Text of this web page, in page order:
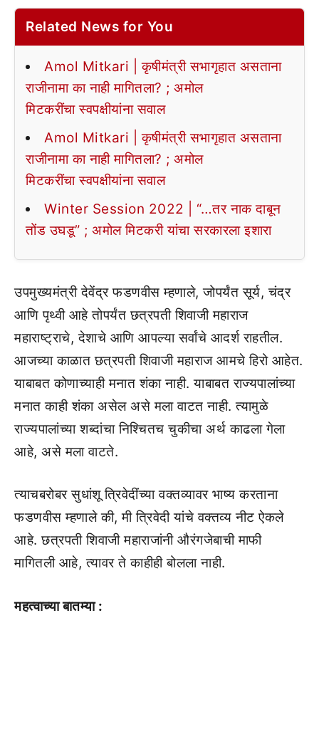
Related News for You
Amol Mitkari | कृषीमंत्री सभागृहात असताना
राजीनामा का नाही मागितला? ; अमोल
मिटकरींचा स्वपक्षीयांना सवाल
Amol Mitkari | कृषीमंत्री सभागृहात असताना
राजीनामा का नाही मागितला? ; अमोल
मिटकरींचा स्वपक्षीयांना सवाल
Winter Session 2022 | “…तर नाक दाबून
तोंड उघडू” ; अमोल मिटकरी यांचा सरकारला इशारा
उपमुख्यमंत्री देवेंद्र फडणवीस म्हणाले, जोपर्यंत सूर्य, चंद्र
आणि पृथ्वी आहे तोपर्यंत छत्रपती शिवाजी महाराज
महाराष्ट्राचे, देशाचे आणि आपल्या सर्वांचे आदर्श राहतील.
आजच्या काळात छत्रपती शिवाजी महाराज आमचे हिरो आहेत.
याबाबत कोणाच्याही मनात शंका नाही. याबाबत राज्यपालांच्या
मनात काही शंका असेल असे मला वाटत नाही. त्यामुळे
राज्यपालांच्या शब्दांचा निश्चितच चुकीचा अर्थ काढला गेला
आहे, असे मला वाटते.
त्याचबरोबर सुधांशू त्रिवेदींच्या वक्तव्यावर भाष्य करताना
फडणवीस म्हणाले की, मी त्रिवेदी यांचे वक्तव्य नीट ऐकले
आहे. छत्रपती शिवाजी महाराजांनी औरंगजेबाची माफी
मागितली आहे, त्यावर ते काहीही बोलला नाही.
महत्वाच्या बातम्या :